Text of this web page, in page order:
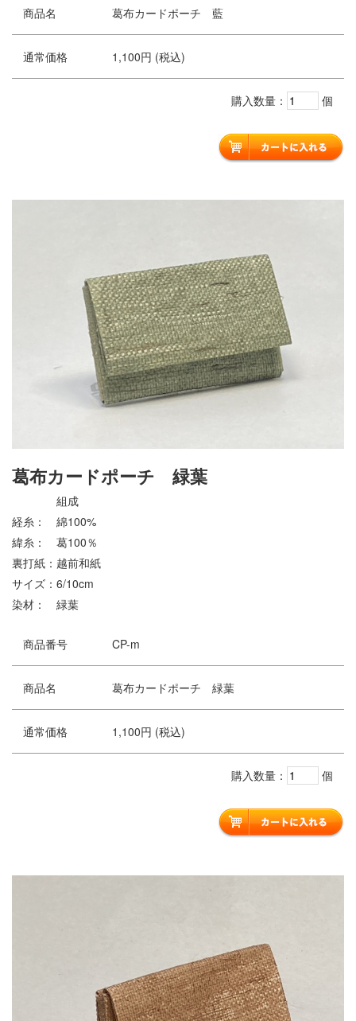
商品名 葛布カードポーチ 藍
通常価格 1,100円 (税込)
購入数量： 個
葛布カードポーチ 緑葉
組成
経糸： 綿100%
緯糸： 葛100％
裏打紙：越前和紙
サイズ：6/10cm
染材： 緑葉
商品番号 CP-m
商品名 葛布カードポーチ 緑葉
通常価格 1,100円 (税込)
購入数量： 個